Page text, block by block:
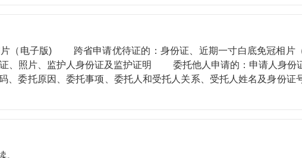
（电子版) 跨省申请优待证的：身份证、近期一寸白底免冠相片
照片、监护人身份证及监护证明 委托他人申请的：申请人身份
委托原因、委托事项、委托人和受托人关系、受托人姓名及身份证
续。